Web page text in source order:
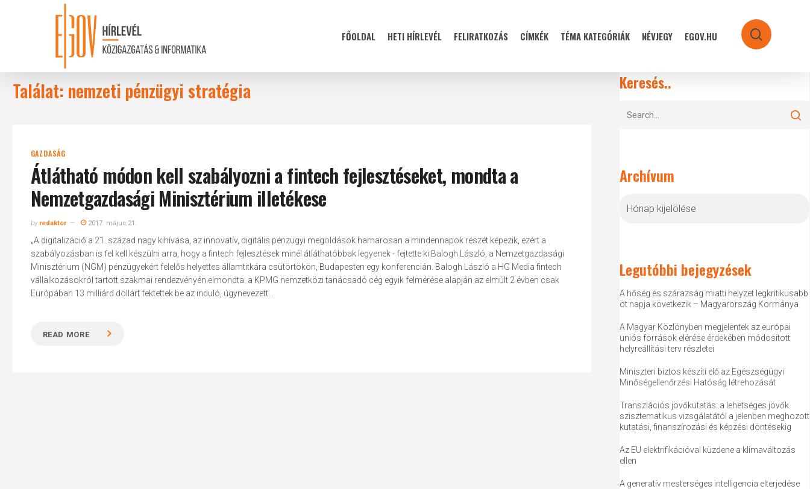
FŐOLDAL HETI HÍRLEVÉL FELIRATKOZÁS CÍMKÉK TÉMA KATEGÓRIÁK NÉVJEGY EGOV.HU search
Találat: nemzeti pénzügyi stratégia
GAZDASÁG
Átlátható módon kell szabályozni a fintech fejlesztéseket, mondta a
Nemzetgazdasági Minisztérium illetékese
by redaktor 2017. május 21.
„A digitalizáció a 21. század nagy kihívása, az innovatív, digitális pénzügyi megoldások hamarosan a mindennapok részét képezik, ezért a
szabályozásban is fel kell készülni arra, hogy a fintech fejlesztések minél átláthatóbbak legyenek - fejtette ki Balogh László, a Nemzetgazdasági
Minisztérium (NGM) pénzügyekért felelős helyettes államtitkára csütörtökön, Budapesten egy konferencián. Balogh László a HG Media fintech
vállalkozásokról tartott szakmai rendezvényén elmondta: a KPMG nemzetközi tanácsadó cég egyik felmérése alapján az elmúlt 2 évben csak
Európában 13 milliárd dollárt fektettek be az induló, úgynevezett...
READ MORE
Keresés..
Archívum
Legutóbbi bejegyzések
A hőség és szárazság miatti helyzet legkritikusabb
öt napja következik – Magyarország Kormánya
A Magyar Közlönyben megjelentek az európai
uniós források elérése érdekében módosított
helyreállítási terv részletei
Miniszteri biztos készíti elő az Egészségügyi
Minőségellenőrzési Hatóság létrehozását
Transzlációs jövőkutatás: a lehetséges jövők
szisztematikus vizsgálatától a jelenben meghozott
kutatási, finanszírozási és képzési döntésekig
Az EU elektrifikációval küzdene a klímaváltozás
ellen
A generatív mesterséges intelligencia elterjedése